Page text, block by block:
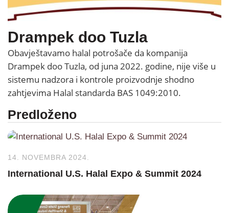
Drampek doo Tuzla
Obavještavamo halal potrošače da kompanija
Drampek doo Tuzla, od juna 2022. godine, nije više u
sistemu nadzora i kontrole proizvodnje shodno
zahtjevima Halal standarda BAS 1049:2010.
Predloženo
14. NOVEMBRA 2024.
International U.S. Halal Expo & Summit 2024